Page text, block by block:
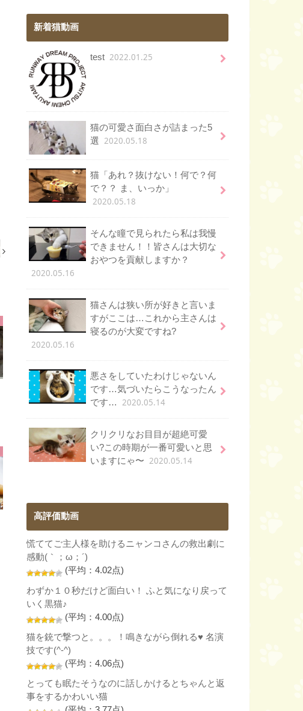
新着猫動画
test 2022.01.25
猫の可愛さ面白さが詰まった5
選 2020.05.18
猫「あれ？抜けない！何で？何
で？？ ま、いっか」
2020.05.18
そんな瞳で見られたら私は我慢
できません！！皆さんは大切な
おやつを貢献しますか？
2020.05.16
猫さんは狭い所が好きと言いま
すがここは…これから主さんは
寝るのが大変ですね?
2020.05.16
悪さをしていたわけじゃないん
です…気づいたらこうなったん
です…
2020.05.14
クリクリなお目目が超絶可愛
い?この時期が一番可愛いと思
いますにゃ〜 2020.05.14
高評価動画
慌ててご主人様を助けるニャンコさんの救出劇に
感動(｀；ω；´)
(平均：4.02点)
わずか１０秒だけど面白い！ ふと気になり戻って
いく黒猫♪
(平均：4.00点)
猫を銃で撃つと。。。！鳴きながら倒れる♥ 名演
技です(^-^)
(平均：4.06点)
とっても眠たそうなのに話しかけるとちゃんと返
事をするかわいい猫